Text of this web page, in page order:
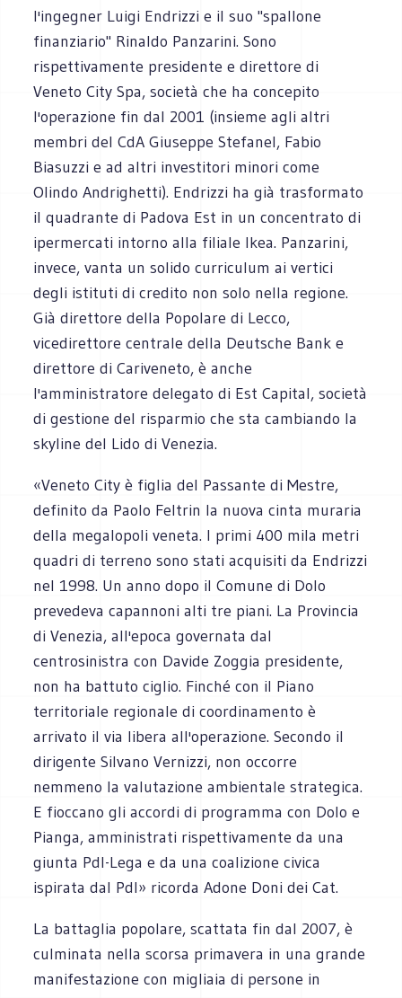
l'ingegner Luigi Endrizzi e il suo "spallone
finanziario" Rinaldo Panzarini. Sono
rispettivamente presidente e direttore di
Veneto City Spa, società che ha concepito
l'operazione fin dal 2001 (insieme agli altri
membri del CdA Giuseppe Stefanel, Fabio
Biasuzzi e ad altri investitori minori come
Olindo Andrighetti). Endrizzi ha già trasformato
il quadrante di Padova Est in un concentrato di
ipermercati intorno alla filiale Ikea. Panzarini,
invece, vanta un solido curriculum ai vertici
degli istituti di credito non solo nella regione.
Già direttore della Popolare di Lecco,
vicedirettore centrale della Deutsche Bank e
direttore di Cariveneto, è anche
l'amministratore delegato di Est Capital, società
di gestione del risparmio che sta cambiando la
skyline del Lido di Venezia.
«Veneto City è figlia del Passante di Mestre,
definito da Paolo Feltrin la nuova cinta muraria
della megalopoli veneta. I primi 400 mila metri
quadri di terreno sono stati acquisiti da Endrizzi
nel 1998. Un anno dopo il Comune di Dolo
prevedeva capannoni alti tre piani. La Provincia
di Venezia, all'epoca governata dal
centrosinistra con Davide Zoggia presidente,
non ha battuto ciglio. Finché con il Piano
territoriale regionale di coordinamento è
arrivato il via libera all'operazione. Secondo il
dirigente Silvano Vernizzi, non occorre
nemmeno la valutazione ambientale strategica.
E fioccano gli accordi di programma con Dolo e
Pianga, amministrati rispettivamente da una
giunta Pdl-Lega e da una coalizione civica
ispirata dal Pdl» ricorda Adone Doni dei Cat.
La battaglia popolare, scattata fin dal 2007, è
culminata nella scorsa primavera in una grande
manifestazione con migliaia di persone in